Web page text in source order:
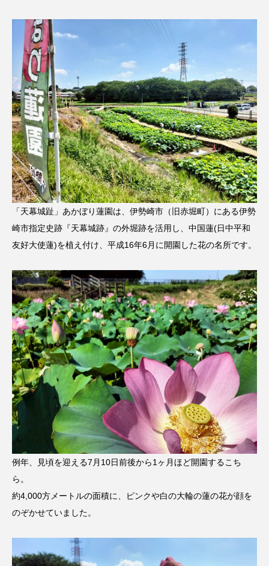
「天幕城趾」あかぼり蓮園は、伊勢崎市（旧赤堀町）にある伊勢
崎市指定史跡『天幕城跡』の外堀跡を活用し、中国蓮(日中平和
友好大使蓮)を植え付け、平成16年6月に開園した花の名所です。
例年、見頃を迎える7月10日前後から1ヶ月ほど開園するこち
ら。
約4,000方メートルの面積に、ピンクや白の大輪の蓮の花が顔を
のぞかせていました。